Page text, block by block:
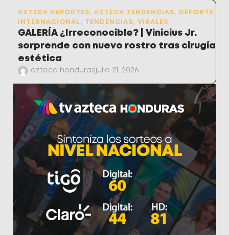
AZTECA DEPORTES, AZTECA TENDENCIAS,
DEPORTE
INTERNACIONAL, TENDENCIAS, VIRALES
GALERÍA ¿Irreconocible? | Vinicius Jr.
sorprende con nuevo rostro tras cirugía
estética
azteca honduras julio 21, 2026